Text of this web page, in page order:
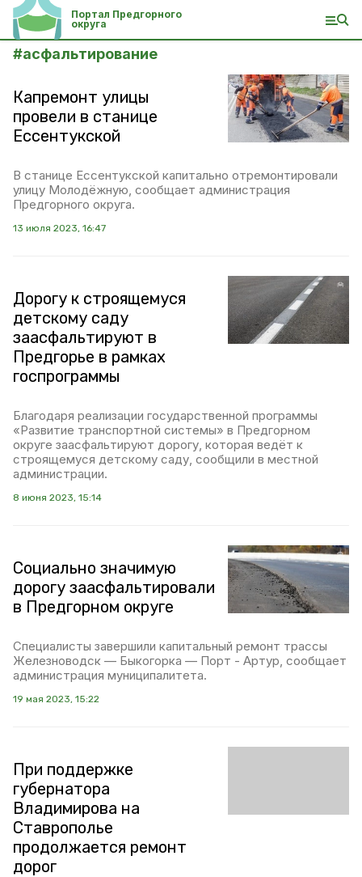
Портал Предгорного
округа
#асфальтирование
Капремонт улицы
провели в станице
Ессентукской
В станице Ессентукской капитально отремонтировали
улицу Молодёжную, сообщает администрация
Предгорного округа.
13 июля 2023, 16:47
Дорогу к строящемуся
детскому саду
заасфальтируют в
Предгорье в рамках
госпрограммы
Благодаря реализации государственной программы
«Развитие транспортной системы» в Предгорном
округе заасфальтируют дорогу, которая ведёт к
строящемуся детскому саду, сообщили в местной
администрации.
8 июня 2023, 15:14
Социально значимую
дорогу заасфальтировали
в Предгорном округе
Специалисты завершили капитальный ремонт трассы
Железноводск — Быкогорка — Порт - Артур, сообщает
администрация муниципалитета.
19 мая 2023, 15:22
При поддержке
губернатора
Владимирова на
Ставрополье
продолжается ремонт
дорог